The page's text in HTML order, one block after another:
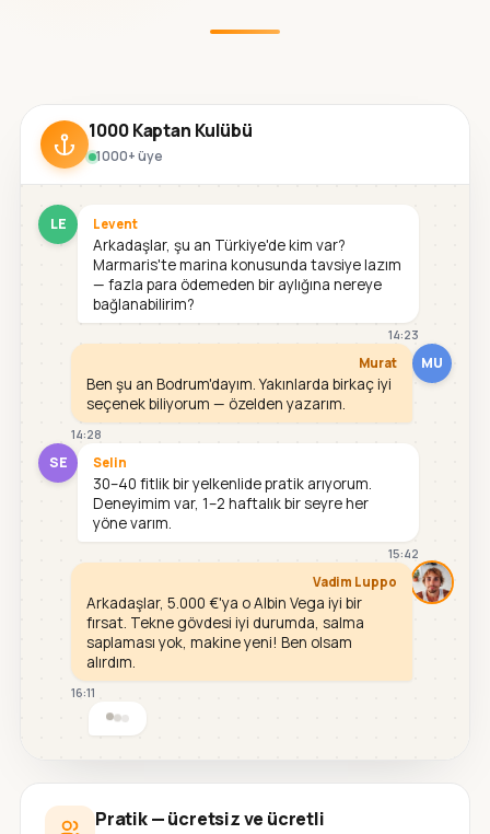
1000 Kaptan Kulübü
1000+ üye
LE Levent
Arkadaşlar, şu an Türkiye'de kim var?
Marmaris'te marina konusunda tavsiye lazım
— fazla para ödemeden bir aylığına nereye
bağlanabilirim?
14:23
MU
Murat
Ben şu an Bodrum'dayım. Yakınlarda birkaç iyi
seçenek biliyorum — özelden yazarım.
14:28
SE Selin
30–40 fitlik bir yelkenlide pratik arıyorum.
Deneyimim var, 1–2 haftalık bir seyre her
yöne varım.
15:42
Vadim Luppo
Arkadaşlar, 5.000 €'ya o Albin Vega iyi bir
fırsat. Tekne gövdesi iyi durumda, salma
saplaması yok, makine yeni! Ben olsam
alırdım.
16:11
Pratik — ücretsiz ve ücretli